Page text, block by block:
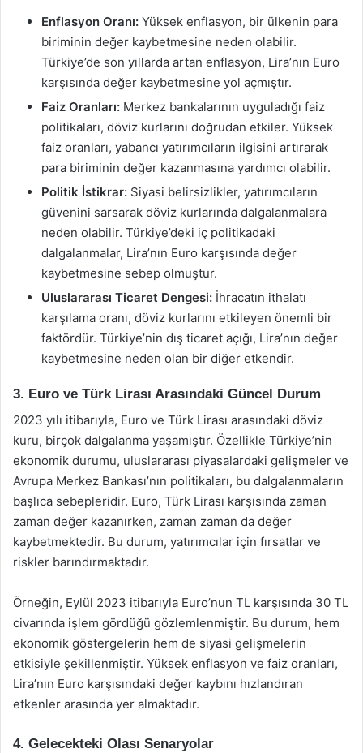
Enflasyon Oranı: Yüksek enflasyon, bir ülkenin para
biriminin değer kaybetmesine neden olabilir.
Türkiye’de son yıllarda artan enflasyon, Lira’nın Euro
karşısında değer kaybetmesine yol açmıştır.
Faiz Oranları: Merkez bankalarının uyguladığı faiz
politikaları, döviz kurlarını doğrudan etkiler. Yüksek
faiz oranları, yabancı yatırımcıların ilgisini artırarak
para biriminin değer kazanmasına yardımcı olabilir.
Politik İstikrar: Siyasi belirsizlikler, yatırımcıların
güvenini sarsarak döviz kurlarında dalgalanmalara
neden olabilir. Türkiye’deki iç politikadaki
dalgalanmalar, Lira’nın Euro karşısında değer
kaybetmesine sebep olmuştur.
Uluslararası Ticaret Dengesi: İhracatın ithalatı
karşılama oranı, döviz kurlarını etkileyen önemli bir
faktördür. Türkiye’nin dış ticaret açığı, Lira’nın değer
kaybetmesine neden olan bir diğer etkendir.
3. Euro ve Türk Lirası Arasındaki Güncel Durum
2023 yılı itibarıyla, Euro ve Türk Lirası arasındaki döviz
kuru, birçok dalgalanma yaşamıştır. Özellikle Türkiye’nin
ekonomik durumu, uluslararası piyasalardaki gelişmeler ve
Avrupa Merkez Bankası’nın politikaları, bu dalgalanmaların
başlıca sebepleridir. Euro, Türk Lirası karşısında zaman
zaman değer kazanırken, zaman zaman da değer
kaybetmektedir. Bu durum, yatırımcılar için fırsatlar ve
riskler barındırmaktadır.
Örneğin, Eylül 2023 itibarıyla Euro’nun TL karşısında 30 TL
civarında işlem gördüğü gözlemlenmiştir. Bu durum, hem
ekonomik göstergelerin hem de siyasi gelişmelerin
etkisiyle şekillenmiştir. Yüksek enflasyon ve faiz oranları,
Lira’nın Euro karşısındaki değer kaybını hızlandıran
etkenler arasında yer almaktadır.
4. Gelecekteki Olası Senaryolar